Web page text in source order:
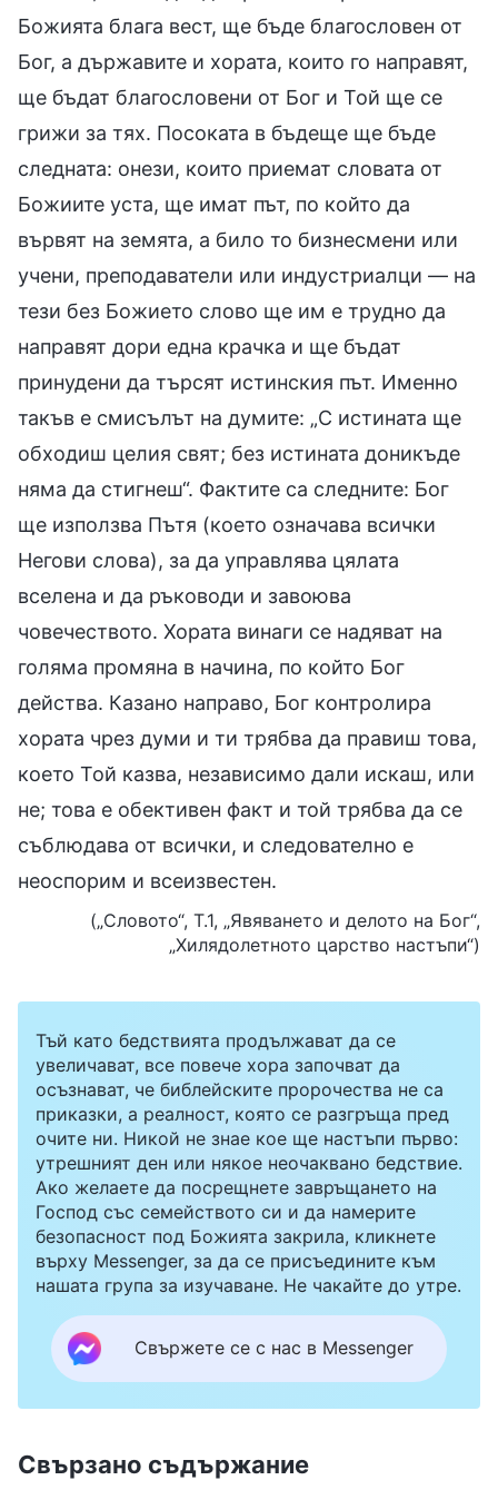
Божията блага вест, ще бъде благословен от
Бог, а държавите и хората, които го направят,
ще бъдат благословени от Бог и Той ще се
грижи за тях. Посоката в бъдеще ще бъде
следната: онези, които приемат словата от
Божиите уста, ще имат път, по който да
вървят на земята, а било то бизнесмени или
учени, преподаватели или индустриалци — на
тези без Божието слово ще им е трудно да
направят дори една крачка и ще бъдат
принудени да търсят истинския път. Именно
такъв е смисълът на думите: „С истината ще
обходиш целия свят; без истината доникъде
няма да стигнеш“. Фактите са следните: Бог
ще използва Пътя (което означава всички
Негови слова), за да управлява цялата
вселена и да ръководи и завоюва
човечеството. Хората винаги се надяват на
голяма промяна в начина, по който Бог
действа. Казано направо, Бог контролира
хората чрез думи и ти трябва да правиш това,
което Той казва, независимо дали искаш, или
не; това е обективен факт и той трябва да се
съблюдава от всички, и следователно е
неоспорим и всеизвестен.
(„Словото“, Т.1, „Явяването и делото на Бог“,
„Хилядолетното царство настъпи“)
Тъй като бедствията продължават да се
увеличават, все повече хора започват да
осъзнават, че библейските пророчества не са
приказки, а реалност, която се разгръща пред
очите ни. Никой не знае кое ще настъпи първо:
утрешният ден или някое неочаквано бедствие.
Ако желаете да посрещнете завръщането на
Господ със семейството си и да намерите
безопасност под Божията закрила, кликнете
върху Messenger, за да се присъедините към
нашата група за изучаване. Не чакайте до утре.
Свържете се с нас в Messenger
Свързано съдържание